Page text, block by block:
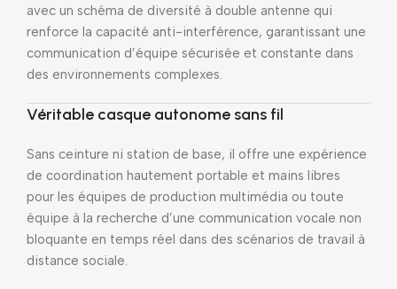
avec un schéma de diversité à double antenne qui
renforce la capacité anti-interférence, garantissant une
communication d’équipe sécurisée et constante dans
des environnements complexes.
Véritable casque autonome sans fil
Sans ceinture ni station de base, il offre une expérience
de coordination hautement portable et mains libres
pour les équipes de production multimédia ou toute
équipe à la recherche d’une communication vocale non
bloquante en temps réel dans des scénarios de travail à
distance sociale.